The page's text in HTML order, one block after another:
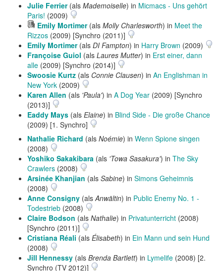
Julie Ferrier(als Mademoiselle) in Micmacs - Uns gehört
Paris! (2009)
Hörprobe
abspielen
Emily Mortimer(als Molly Charlesworth) in Meet the
Rizzos (2009) [Synchro (2011)]
Emily Mortimer(als DI Fampton) in Harry Brown (2009)
Françoise Guiol (als Laures Mutter) in Erst einer, dann
alle (2009) [Synchro (2014)]
Swoosie Kurtz (als Connie Clausen) in An Englishman in
New York (2009)
Karen Allen (als 'Paula') in A Dog Year (2009) [Synchro
(2013)]
Eaddy Mays (als Elaine) in Blind Side - Die große Chance
(2009) [1. Synchro]
Nathalie Richard (als Noémie) in Wenn Spione singen
(2008)
Yoshiko Sakakibara (als 'Towa Sasakura') in The Sky
Crawlers (2008)
Arsinée Khanjian (als Sabine) in Simons Geheimnis
(2008)
Anne Consigny (alsAnwältin) in Public Enemy No. 1 -
Todestrieb (2008)
Claire Bodson (als Nathalie) in Privatunterricht (2008)
[Synchro (2011)]
Cristiana Réali (als Élisabeth) in Ein Mann und sein Hund
(2008)
Jill Hennessy (als Brenda Bartlett) in Lymelife (2008) [2.
Synchro (TV 2012)]